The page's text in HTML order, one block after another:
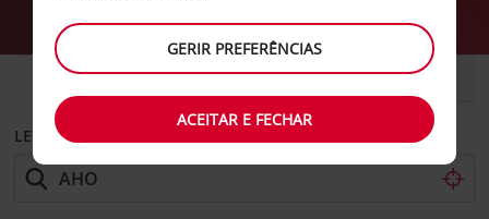
CARRO COMERCIAIS
LEVANTAR EM
GERIR PREFERÊNCIAS
ACEITAR E FECHAR